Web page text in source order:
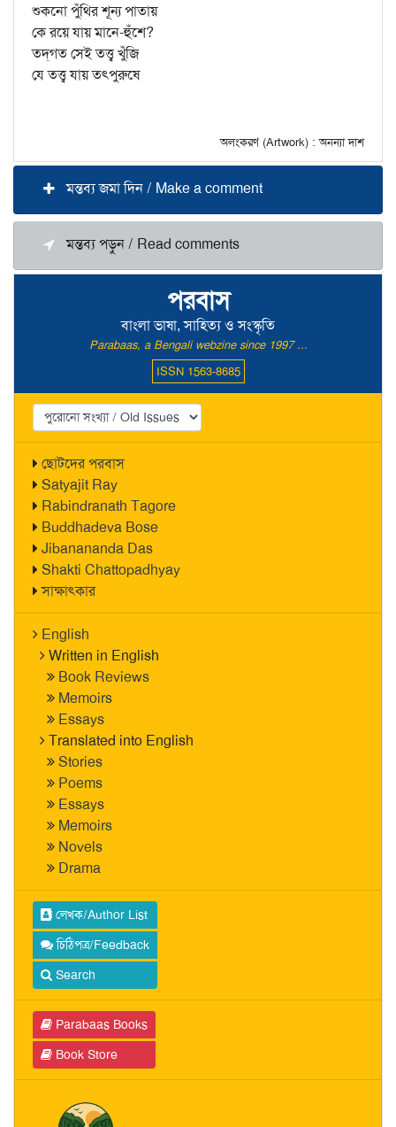
পরবাস
বাংলা ভাষা, সাহিত্য ও সংস্কৃতি
Parabaas, a Bengali webzine since 1997 ...
ISSN 1563-8685
ছোটদের পরবাস
Satyajit Ray
Rabindranath Tagore
Buddhadeva Bose
Jibanananda Das
Shakti Chattopadhyay
সাক্ষাৎকার
English
Written in English
Book Reviews
Memoirs
Essays
Translated into English
Stories
Poems
Essays
Memoirs
Novels
Drama
লেখক/Author List
চিঠিপত্র/Feedback
Search
Parabaas Books
Book Store
শুকনো পুঁথির শূন্য পাতায়
কে রয়ে যায় মানে-হুঁশে?
তদ্‌গত সেই তত্ত্ব খুঁজি
যে তত্ত্ব যায় তৎপুরুষে
অলংকরণ (Artwork) : অনন্যা দাশ
মন্তব্য জমা দিন / Make a comment
মন্তব্য পড়ুন / Read comments